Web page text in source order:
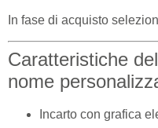
In fase di acquisto
Caratteristiche
nome
Incarto con grafica